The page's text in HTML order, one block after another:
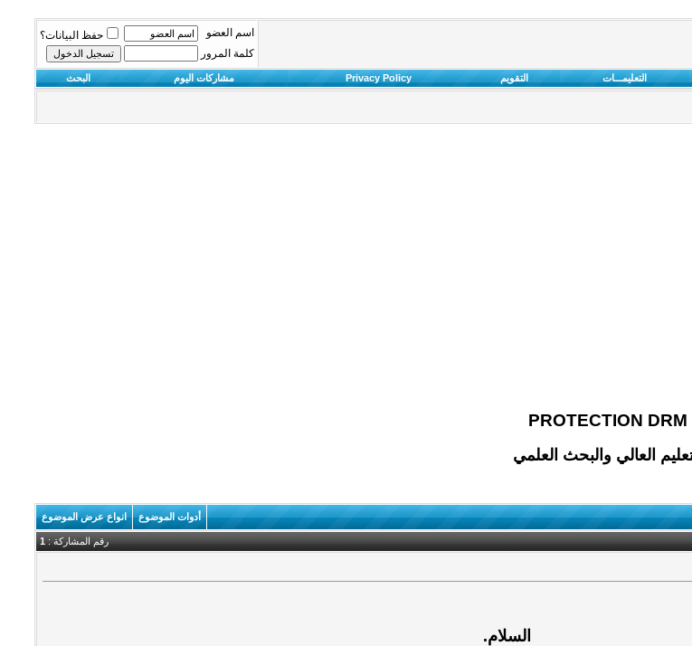
اسم العضو
حفظ البيانات؟
كلمة المرور
التعليمـــات التقويم Privacy Policy مشاركات اليوم البحث
PROTECTION DRM
العالي والبحث العلمي
أدوات الموضوع انواع عرض الموضوع
رقم المشاركة :1
السلام.